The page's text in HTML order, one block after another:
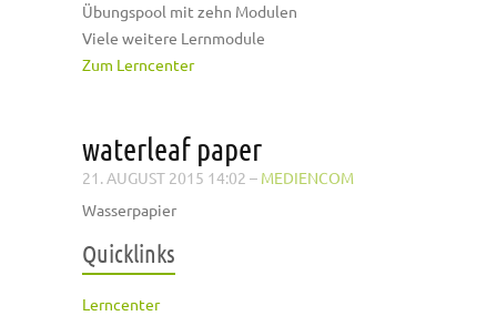
Übungspool mit zehn Modulen
Viele weitere Lernmodule
Zum Lerncenter
waterleaf paper
21. AUGUST 2015 14:02 – MEDIENCOM
Wasserpapier
Quicklinks
Lerncenter